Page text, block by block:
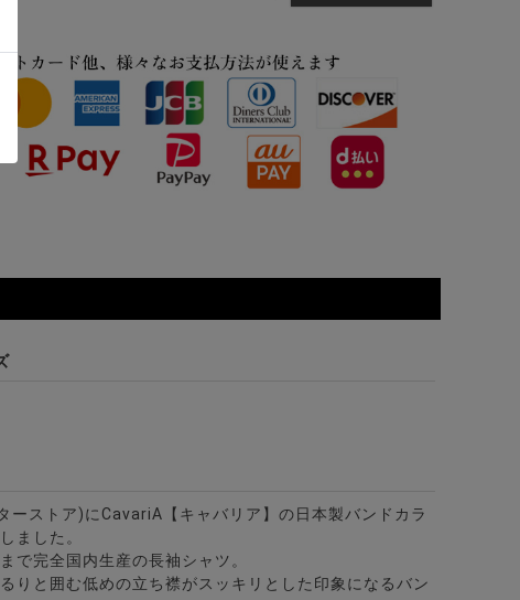
ニット/全12色
ラー7分袖カプリシャツ/全8色
半袖シアサッカーポロシャツ/全4色
ーストア)にCavariA【キャバリア】の日本製バンドカラ
ました。
で完全国内生産の長袖シャツ。
りと囲む低めの立ち襟がスッキリとした印象になるバン